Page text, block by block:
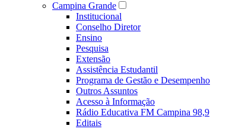
Campina Grande
Institucional
Conselho Diretor
Ensino
Pesquisa
Extensão
Assistência Estudantil
Programa de Gestão e Desempenho
Outros Assuntos
Acesso à Informação
Rádio Educativa FM Campina 98,9
Editais